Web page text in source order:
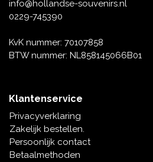
Koninghuis artikelen
Wandborden - Gekleurd en
Peper en Zout stelletjes
Delfts blauwe magneten
Delfts blauwe Fashionitems
info@hollandse-souvenirs.nl
0229-745390
KvK nummer: 70107858
BTW nummer: NL858145066B01
Klantenservice
Privacyverklaring
Zakelijk bestellen.
Persoonlijk contact
Betaalmethoden